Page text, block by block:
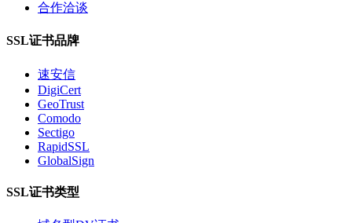
合作洽谈
SSL证书品牌
速安信
DigiCert
GeoTrust
Comodo
Sectigo
RapidSSL
GlobalSign
SSL证书类型